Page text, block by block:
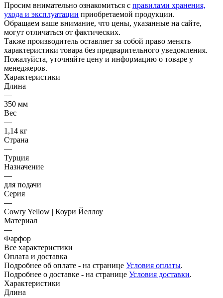
Просим внимательно ознакомиться с правилами хранения,
ухода и эксплуатации приобретаемой продукции.
Обращаем ваше внимание, что цены, указанные на сайте,
могут отличаться от фактических.
Также производитель оставляет за собой право менять
характеристики товара без предварительного уведомления.
Пожалуйста, уточняйте цену и информацию о товаре у
менеджеров.
Характеристики
Длина
—
350 мм
Вес
—
1,14 кг
Страна
—
Турция
Назначение
—
для подачи
Серия
—
Cowry Yellow | Коури Йеллоу
Материал
—
Фарфор
Все характеристики
Оплата и доставка
Подробнее об оплате - на странице Условия оплаты.
Подробнее о доставке - на странице Условия доставки.
Характеристики
Длина